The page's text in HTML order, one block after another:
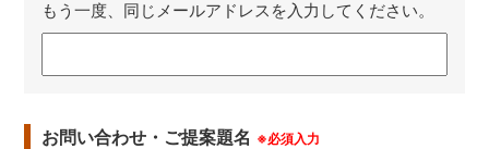
もう一度、同じメールアドレスを入力してください。
お問い合わせ・ご提案題名 ※必須入力